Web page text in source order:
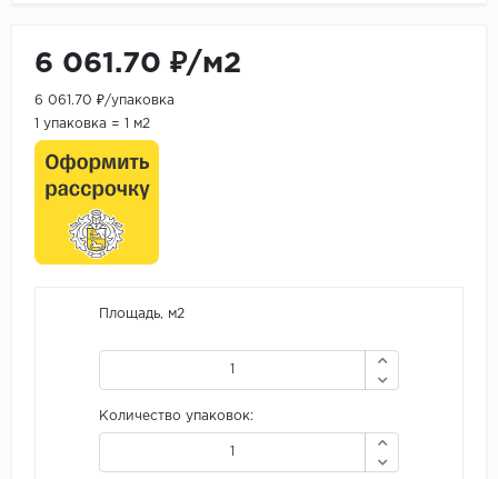
6 061.70 ₽/м2
6 061.70 ₽/упаковка
1 упаковка = 1 м2
Площадь, м2
Количество упаковок: